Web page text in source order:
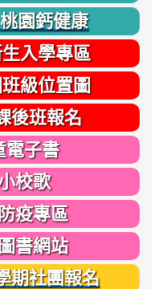
園鈣健康
入學專區
級位置圖
後班報名
電子書
校歌
疫專區
書網站
期社團報名